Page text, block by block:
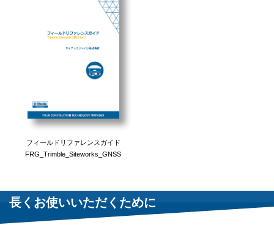
フィールドリファレンスガイド
FRG_Trimble_Siteworks_GNSS
長くお使いいただくために